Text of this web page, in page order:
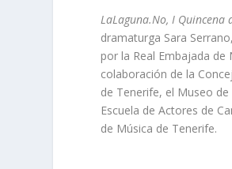
LaLaguna.No, I
dramaturga Sara
por la Real Embajada
colaboración de la
de Tenerife, el Museo
Escuela de Actores de
de Música de Tenerife.